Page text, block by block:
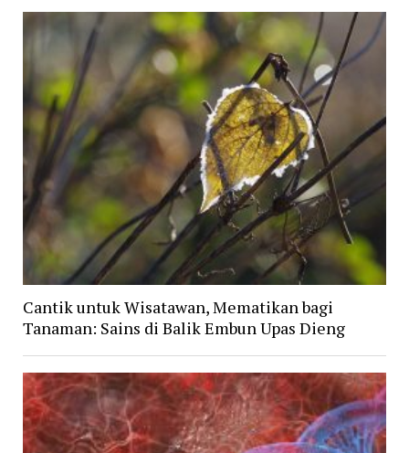
Cantik untuk Wisatawan, Mematikan bagi
Tanaman: Sains di Balik Embun Upas Dieng